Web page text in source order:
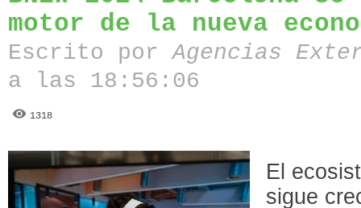
motor de la nueva
Escrito porAgencias
a las 18:56:06
1318
El
sigue